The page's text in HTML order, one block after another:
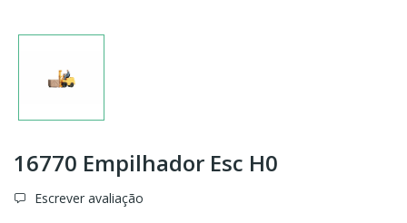
16770 Empilhador Esc H0
Escrever avaliação